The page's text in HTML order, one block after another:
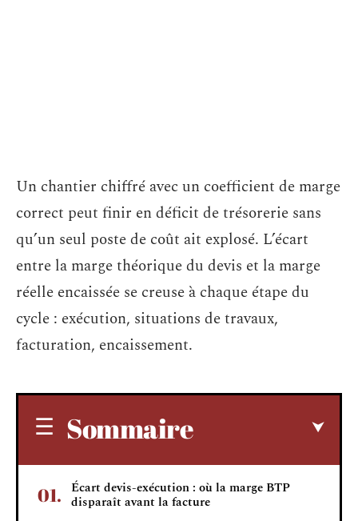
Un chantier chiffré avec un coefficient de marge
correct peut finir en déficit de trésorerie sans
qu’un seul poste de coût ait explosé. L’écart
entre la marge théorique du devis et la marge
réelle encaissée se creuse à chaque étape du
cycle : exécution, situations de travaux,
facturation, encaissement.
Sommaire
Écart devis-exécution : où la marge BTP
disparaît avant la facture